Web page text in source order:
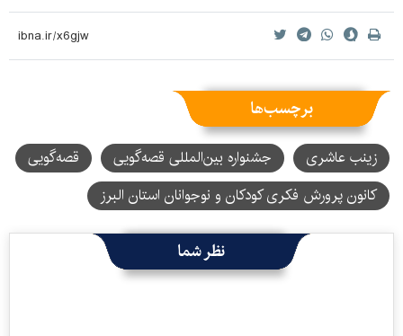
برچسب‌ها
زینب عاشری جشنواره بین‌المللی قصه‌گویی
قصه‌گویی
کانون پرورش فکری کودکان و نوجوانان استان البرز
نظر شما